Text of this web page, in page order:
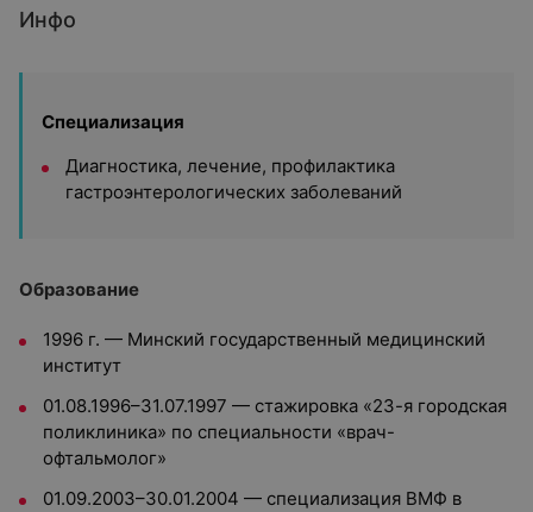
Инфо
Специализация
Диагностика, лечение, профилактика
гастроэнтерологических заболеваний
Образование
1996 г. — Минский государственный медицинский
институт
01.08.1996–31.07.1997 — стажировка «23-я городская
поликлиника» по специальности «врач-
офтальмолог»
01.09.2003–30.01.2004 — специализация ВМФ в